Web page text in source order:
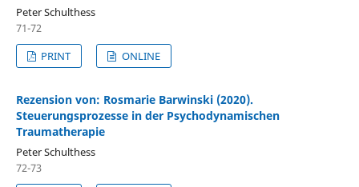
Peter Schulthess
71-72
PRINT
ONLINE
Rezension von: Rosmarie Barwinski (2020).
Steuerungsprozesse in der Psychodynamischen
Traumatherapie
Peter Schulthess
72-73